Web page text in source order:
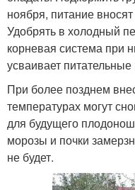
ноября, питание
Удобрять в холодный
корневая система при
усваивает
При более позднем
температурах могут
для будущего
морозы и почки
не будет.